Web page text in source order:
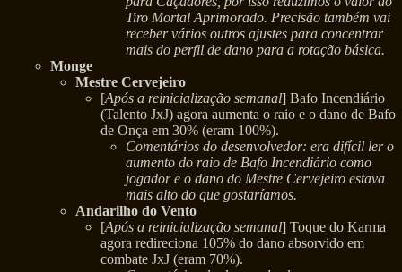
Tiro Mortal Aprimorado. Precisão também vai
receber vários outros ajustes para concentrar
mais do perfil de dano para a rotação básica.
Monge
Mestre Cervejeiro
[Após a reinicialização semanal] Bafo Incendiário
(Talento JxJ) agora aumenta o raio e o dano de Bafo
de Onça em 30% (eram 100%).
Comentários do desenvolvedor: era difícil ler o
aumento do raio de Bafo Incendiário como
jogador e o dano do Mestre Cervejeiro estava
mais alto do que gostaríamos.
Andarilho do Vento
[Após a reinicialização semanal] Toque do Karma
agora redireciona 105% do dano absorvido em
combate JxJ (eram 70%).